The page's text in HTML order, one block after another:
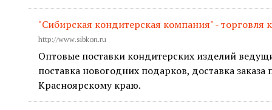
"Сибирская кондитерская компания" -
http://www.sibkon.ru
Оптовые поставки кондитерских изделий
поставка новогодних подарков, доставка заказа
Красноярскому краю.